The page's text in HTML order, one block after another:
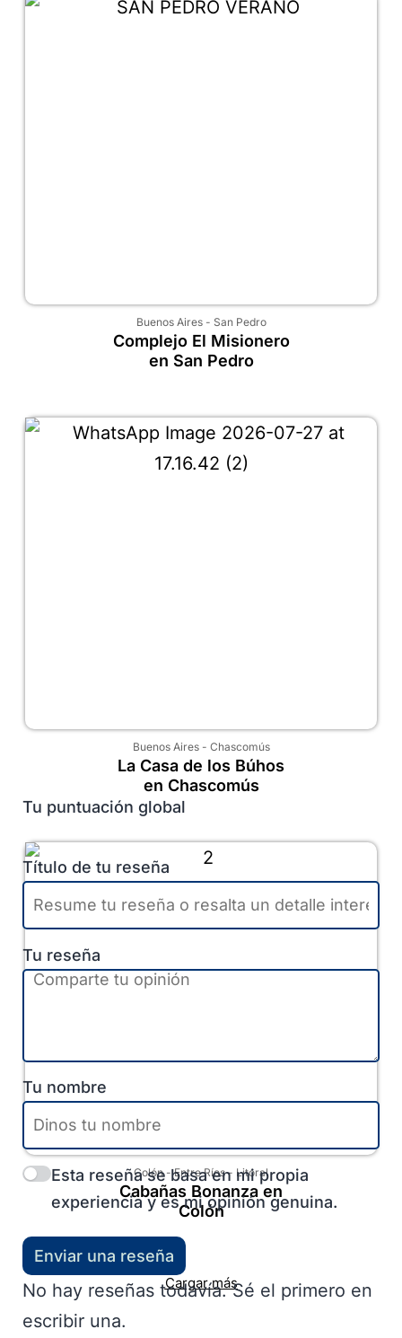
Buenos Aires- San Pedro
Complejo El Misionero
en San Pedro
Buenos Aires- Chascomús
La Casa de los Búhos
en Chascomús
Colón-Entre Ríos- Litoral
Cabañas Bonanza en
Colón
Cargar más
Tu puntuación global
Título de tu reseña
Tu reseña
Tu nombre
Esta reseña se basa en mi propia
experiencia y es mi opinión genuina.
Enviar una reseña
No hay reseñas todavía. Sé el primero en
escribir una.